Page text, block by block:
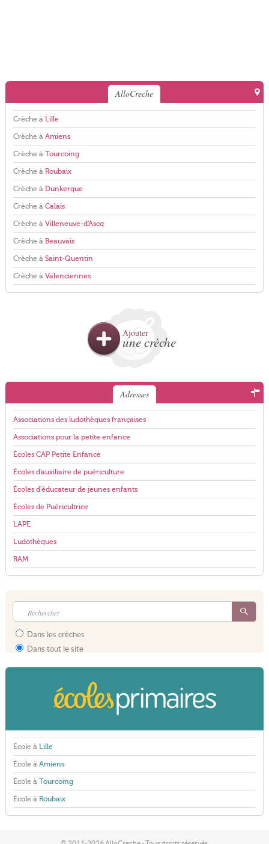
AlloCreche
Crèche à Lille
Crèche à Amiens
Crèche à Tourcoing
Crèche à Roubaix
Crèche à Dunkerque
Crèche à Calais
Crèche à Villeneuve-d'Ascq
Crèche à Beauvais
Crèche à Saint-Quentin
Crèche à Valenciennes
Ajouter
une crèche
Adresses
Associations des ludothèques françaises
Associations pour la petite enfance
Écoles CAP Petite Enfance
Écoles d'auxiliaire de puériculture
Écoles d'éducateur de jeunes enfants
Écoles de Puéricultrice
LAPE
Ludothèques
RAM
Dans les crèches
Dans tout le site
École à Lille
École à Amiens
École à Tourcoing
École à Roubaix